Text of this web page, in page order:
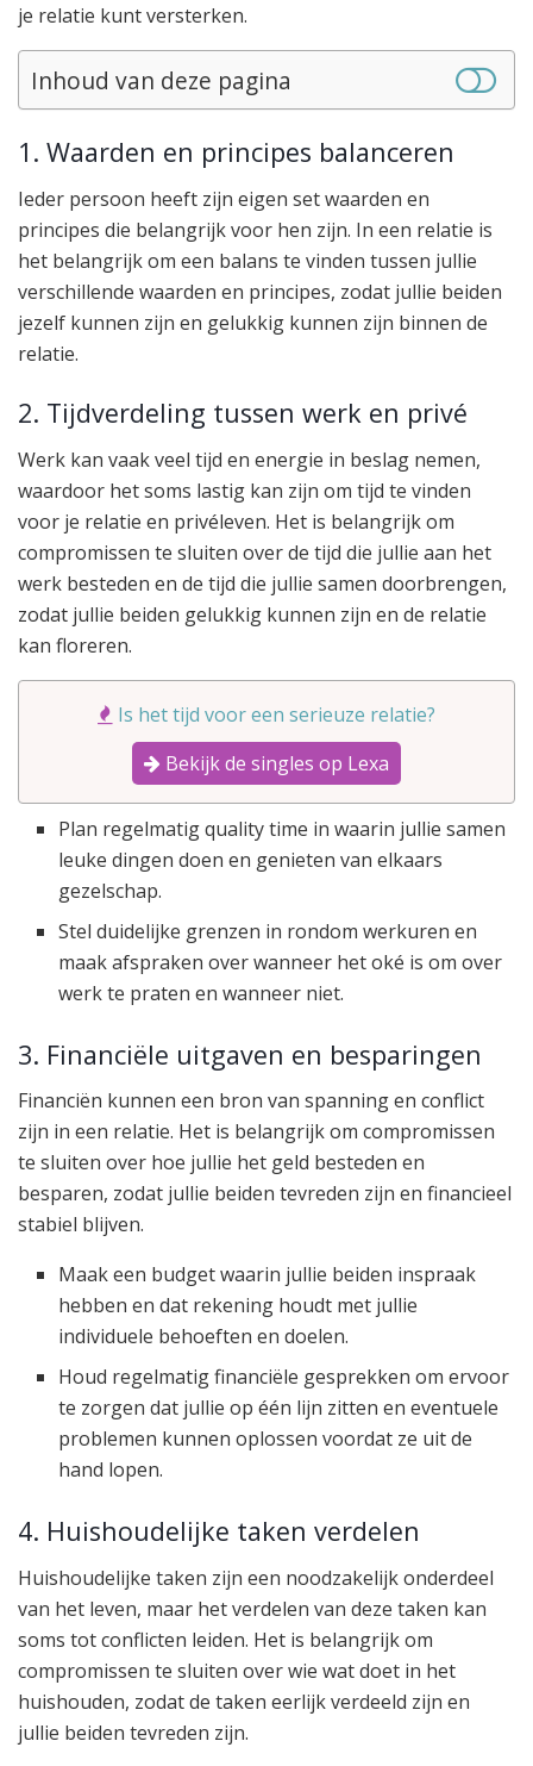
je relatie kunt versterken.
Inhoud van deze pagina
1. Waarden en principes balanceren
Ieder persoon heeft zijn eigen set waarden en
principes die belangrijk voor hen zijn. In een relatie is
het belangrijk om een balans te vinden tussen jullie
verschillende waarden en principes, zodat jullie beiden
jezelf kunnen zijn en gelukkig kunnen zijn binnen de
relatie.
2. Tijdverdeling tussen werk en privé
Werk kan vaak veel tijd en energie in beslag nemen,
waardoor het soms lastig kan zijn om tijd te vinden
voor je relatie en privéleven. Het is belangrijk om
compromissen te sluiten over de tijd die jullie aan het
werk besteden en de tijd die jullie samen doorbrengen,
zodat jullie beiden gelukkig kunnen zijn en de relatie
kan floreren.
Is het tijd voor een serieuze relatie?
Bekijk de singles op Lexa
Plan regelmatig quality time in waarin jullie samen
leuke dingen doen en genieten van elkaars
gezelschap.
Stel duidelijke grenzen in rondom werkuren en
maak afspraken over wanneer het oké is om over
werk te praten en wanneer niet.
3. Financiële uitgaven en besparingen
Financiën kunnen een bron van spanning en conflict
zijn in een relatie. Het is belangrijk om compromissen
te sluiten over hoe jullie het geld besteden en
besparen, zodat jullie beiden tevreden zijn en financieel
stabiel blijven.
Maak een budget waarin jullie beiden inspraak
hebben en dat rekening houdt met jullie
individuele behoeften en doelen.
Houd regelmatig financiële gesprekken om ervoor
te zorgen dat jullie op één lijn zitten en eventuele
problemen kunnen oplossen voordat ze uit de
hand lopen.
4. Huishoudelijke taken verdelen
Huishoudelijke taken zijn een noodzakelijk onderdeel
van het leven, maar het verdelen van deze taken kan
soms tot conflicten leiden. Het is belangrijk om
compromissen te sluiten over wie wat doet in het
huishouden, zodat de taken eerlijk verdeeld zijn en
jullie beiden tevreden zijn.